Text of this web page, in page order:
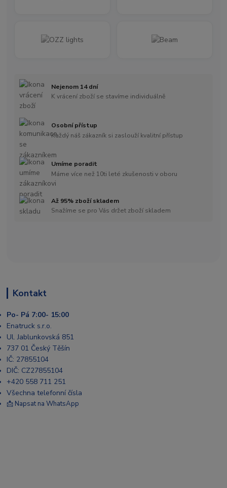
Nejenom 14 dní
K vrácení zboží se stavíme individuálně
Osobní přístup
Každý náš zákazník si zaslouží kvalitní přístup
Umíme poradit
Máme více než 10ti leté zkušenosti v oboru
Až 95% zboží skladem
Snažíme se pro Vás držet zboží skladem
Kontakt
Po- Pá 7:00- 15:00
Enatruck s.r.o.
Ul. Jablunkovská 851
737 01 Český Těšín
IČ: 27855104
DIČ: CZ27855104
+420 558 711 251
Všechna telefonní čísla
📩 Napsat na WhatsApp